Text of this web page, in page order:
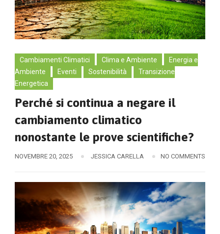
Cambiamenti Climatici Clima e Ambiente
Energia e
Ambiente
Eventi Sostenibilità
Transizione
Energetica
Perché si continua a negare il
cambiamento climatico
nonostante le prove scientifiche?
NOVEMBRE 20, 2025 JESSICA CARELLA NO COMMENTS